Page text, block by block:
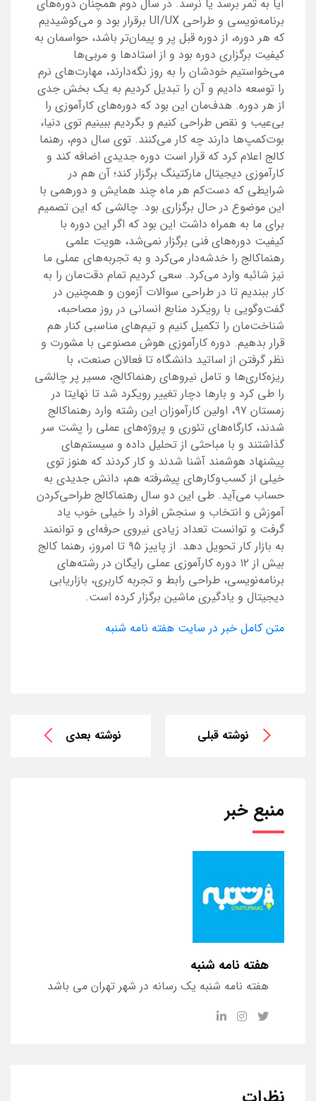
آیا به ثمر برسد یا نرسد. در سال دوم همچنان دوره‌های
برنامه‌نویسی و طراحی UI/UX برقرار بود و می‌کوشیدیم
که هر دوره، از دوره‌‌ قبل‌ پر و پیمان‌تر باشد، حواسمان به
کیفیت برگزاری دوره بود و از استادها و مربی‌ها
می‌خواستیم خودشان را به روز نگه‌دارند، مهارت‌های نرم
را توسعه دادیم و آن را تبدیل کردیم به یک بخش جدی
از هر دوره. هدف‌مان این بود که دوره‌های کارآموزی را
بی‌عیب و نقص طراحی کنیم و بگردیم ببینیم توی دنیا،
بوت‌کمپ‌ها دارند چه کار می‌کنند. توی سال دوم، رهنما
کالج اعلام کرد که قرار است دوره‌‌ جدیدی اضافه کند و
کارآموزی دیجیتال مارکتینگ برگزار کند؛ آن هم در
شرایطی که دست‌کم هر ماه چند همایش و دورهمی با
این موضوع در حال برگزاری بود. چالشی که این تصمیم
برای ما به همراه داشت این بود که اگر این دوره با
کیفیت دوره‌های فنی برگزار نمی‌شد، هویت علمی
رهنماکالج را خدشه‌دار می‌کرد و به تجربه‌های عملی ما
نیز شائبه وارد می‌کرد. سعی کردیم تمام دقت‌مان را به
کار ببندیم تا در طراحی سوالات آزمون و همچنین در
گفت‌وگویی با رویکرد منابع انسانی در روز مصاحبه،
شناخت‌مان را تکمیل کنیم و تیم‌های مناسبی کنار هم
قرار بدهیم. دوره‌‌ کارآموزی هوش مصنوعی با مشورت و
نظر گرفتن از اساتید دانشگاه تا فعالان صنعت، با
ریزه‌کاری‌ها و تامل نیروهای رهنماکالج، مسیر پر چالشی
را طی کرد و بارها دچار تغییر رویکرد شد تا نهایتا در
زمستان ۹۷، اولین کارآموزان این رشته وارد رهنماکالج
شدند، کارگاه‌های تئوری و پروژه‌های عملی را پشت سر
گذاشتند و با مباحثی از تحلیل داده و سیستم‌های
پیشنهاد هوشمند آشنا شدند و کار کردند که هنوز توی
خیلی از کسب‌و‌کارهای پیشرفته هم، دانش جدیدی به
حساب می‌آید. طی این دو سال رهنماکالج طراحی‌کردن
آموزش و انتخاب و سنجش افراد را خیلی خوب یاد
گرفت و توانست تعداد زیادی نیروی حرفه‌ای و توانمند
به بازار کار تحویل دهد. از پاییز ۹۵ تا امروز، رهنما کالج
بیش از ۱۲ دوره‌‌ کارآموزی عملی رایگان در رشته‌های
برنامه‌نویسی، طراحی رابط و تجربه‌‌ کاربری، بازاریابی
دیجیتال و یادگیری ماشین برگزار کرده است.
متن کامل خبر در سایت هفته نامه شنبه
نوشته قبلی نوشته بعدی
منبع خبر
هفته نامه شنبه
هفته نامه شنبه یک رسانه در شهر تهران می باشد